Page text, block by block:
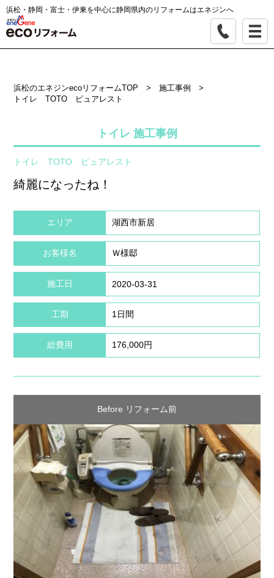
浜松・静岡・富士・伊東を中心に静岡県内のリフォームはエネジンへ
浜松のエネジンecoリフォームTOP >施工事例
>
トイレ TOTO ピュアレスト
トイレ 施工事例
トイレ TOTO ピュアレスト
綺麗になったね！
エリア 湖西市新居
お客様名 Ｗ様邸
施工日 2020-03-31
工期 1日間
総費用 176,000円
Before リフォーム前